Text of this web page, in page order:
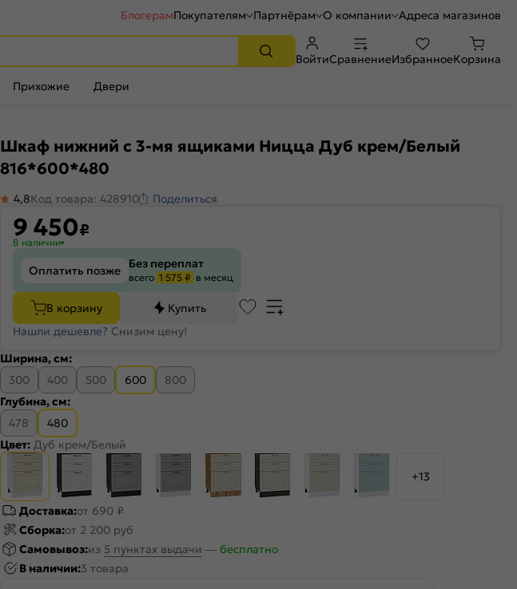
БлогерамПокупателям Партнёрам О компании Адреса магазинов
ВойтиСравнениеИзбранноеКорзина
Прихожие Двери
Шкаф нижний с 3-мя ящиками Ницца Дуб крем/Белый
816*600*480
4,8Код товара: 428910 Поделиться
9 450₽
В наличии
Оплатить позже Без переплат
всего 1 575 ₽ в месяц
В корзину
Купить
Нашли дешевле? Снизим цену!
Ширина, см:
300
400 500 600
800
Глубина, см:
478
480
Цвет: Дуб крем/Белый
+13
Доставка:от 690 ₽
Сборка:от 2 200 руб
Самовывоз:из 5 пунктах выдачи — бесплатно
В наличии:3 товара